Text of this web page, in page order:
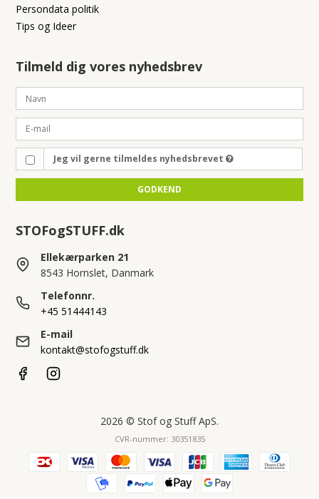
Persondata politik
Tips og Ideer
Tilmeld dig vores nyhedsbrev
Jeg vil gerne tilmeldes nyhedsbrevet
GODKEND
STOFogSTUFF.dk
Ellekærparken 21
8543 Hornslet, Danmark
Telefonnr.
+45 51444143
E-mail
kontakt@stofogstuff.dk
2026 © Stof og Stuff ApS.
CVR-nummer: 30351835